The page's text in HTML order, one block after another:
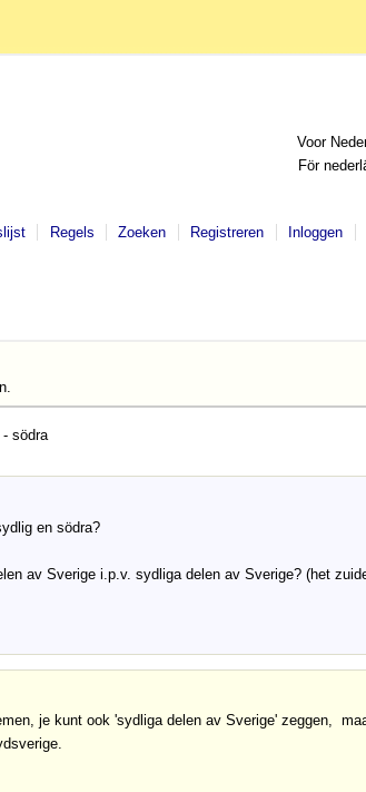
Voor
För
Regels Zoeken Registreren Inloggen
södra
en södra?
av Sverige i.p.v. sydliga delen av Sverige? (het
je kunt ook 'sydliga delen av Sverige' zeggen,